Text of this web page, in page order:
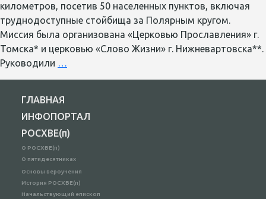
километров, посетив 50 населенных пунктов, включая
труднодоступные стойбища за Полярным кругом.
Миссия была организована «Церковью Прославления» г.
Томска* и церковью «Слово Жизни» г. Нижневартовска**.
Руководили …
Север
охватила
населенных
пунктов
за
ГЛАВНАЯ
ИНФОПОРТАЛ
РОСХВЕ(п)
О РОСХВЕ(п)
О пятидесятниках
Основы вероучения
История РОСХВЕ(п)
Начальствующий епископ